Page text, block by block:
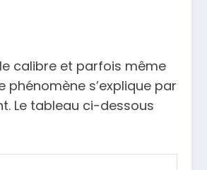
calibre et parfois même
s’explique par
Le tableau ci-dessous